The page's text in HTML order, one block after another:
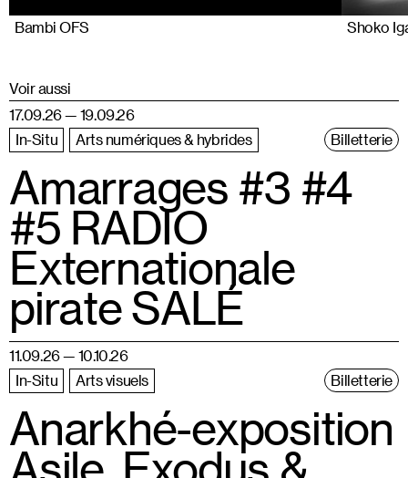
Bambi OFS Shoko
Voir aussi
17.09.26 — 19.09.26
In-Situ
Arts numériques & hybrides Billetterie
Amarrages #3 #4
#5 RADIO
Externationale
pirate SALÉ
11.09.26 — 10.10.26
In-Situ
Arts visuels Billetterie
Anarkhé-exposition
Asile_Exodus &